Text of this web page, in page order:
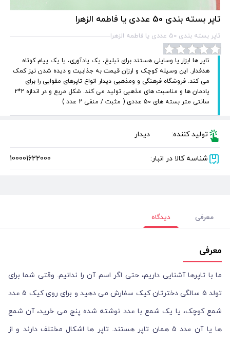
تاپر بسته بندی 50 عددی یا فاطمه الزهرا
تاپر بسته بندی 50 عددی یا فاطمه الزهرا
تاپر ها ابزار یا وسایلی هستند برای تبلیغ، یک یادآوری، یا یک پیام کوتاه
هدفدار. این وسیله کوچک و ارزان قیمت به جذابیت و دیده شدن نیز کمک
می کند. فروشگاه فرهنگی و ومذهبی دیدار انواع تاپرهای مقوایی را برای
یادمان ها و مناسبت های مذهبی تولید می کند. شکل مربع و در اندازه 2*2
سانتی متر بسته های 50 عددی ( مثبت / منفی 2 عدد )
تولید کننده: دیدار
شناسه کالا در انبار: 100001622000
معرفی دیدگاه
معرفی
ما با تاپرها آشنایی داریم، حتی اگر اسم آن را ندانیم. وقتی شما برای
تولد 5 سالگی دخترتان کیک سفارش می دهید و برای روی کیک 5 عدد
شمع کوچک، یا یک شمع با عدد نوشته شده پنج می خرید، آن شمع
ها یا آن عدد 5 همان تاپر هستند. تاپر ها اشکال مختلف دارند و از